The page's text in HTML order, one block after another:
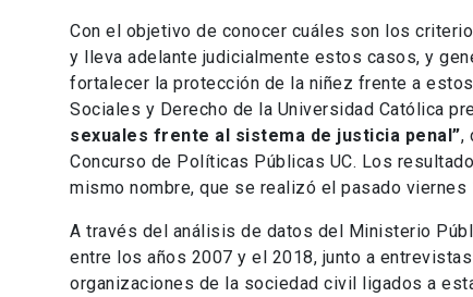
Con el objetivo de conocer cuáles son los
y lleva adelante judicialmente estos casos, y
fortalecer la protección de la niñez frente a
Sociales y Derecho de la Universidad Católica
sexuales frente al sistema de justicia penal”,
Concurso de Políticas Públicas UC. Los
mismo nombre, que se realizó el pasado viernes
A través del análisis de datos del Ministerio
entre los años 2007 y el 2018, junto a
organizaciones de la sociedad civil ligados a